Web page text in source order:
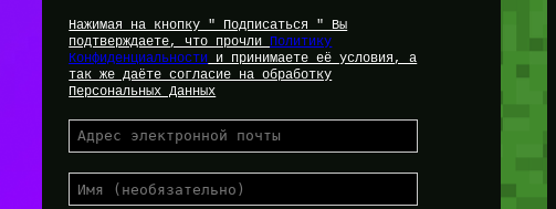
Нажимая на кнопку " Подписаться " Вы
подтверждаете, что прочли Политику
Конфиденциальности и принимаете её условия, а
так же даёте согласие на обработку
Персональных Данных